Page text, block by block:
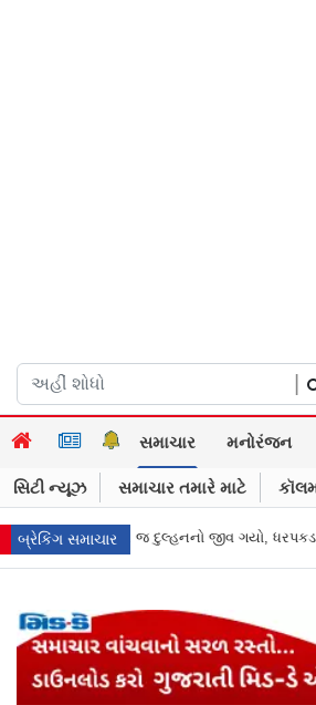
સમાચાર મનોરંજન
સિટી ન્યૂઝ સમાચાર તમારે માટે
બ્રેકિંગ સમાચાર
બાદ કહ્યું “હું ઘરે જઈ શકું?” ‘હું બાબા